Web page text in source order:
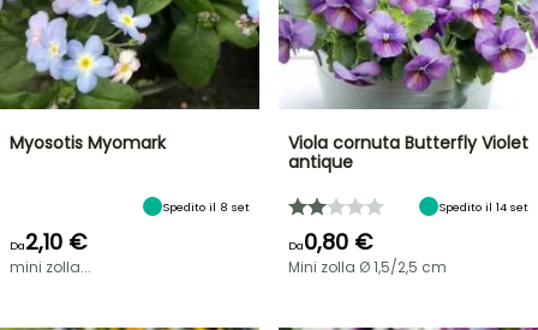
Myosotis Myomark
Spedito il 8 set
Da2,10 €
mini zolla...
Viola cornuta Butterfly Violet
antique
Spedito il 14 set
Da0,80 €
Mini zolla Ø 1,5/2,5 cm